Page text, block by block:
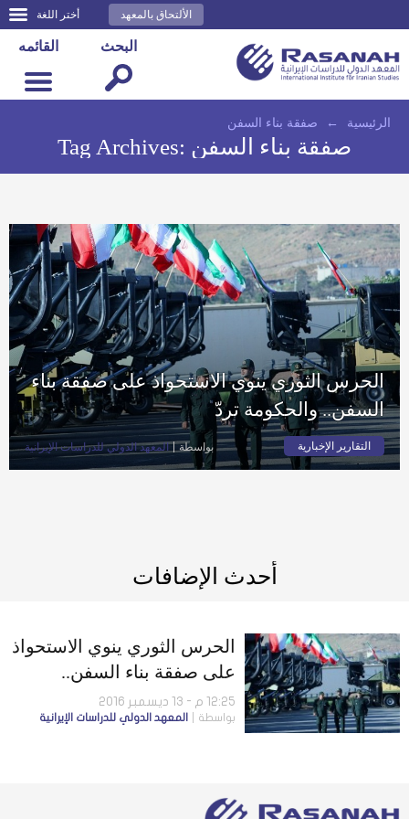
أختر اللغة الألتحاق بالمعهد
القائمه البحث
الرئيسية ← صفقة بناء السفن
Tag Archives: صفقة بناء السفن
الحرس الثوري ينوي الاستحواذ على صفقة بناء
السفن.. والحكومة تردّ
التقارير الإخبارية بواسطة المعهد الدولي للدراسات الإيرانية
أحدث الإضافات
الحرس الثوري ينوي الاستحواذ
على صفقة بناء السفن..
والحكومة تردّ
12:25 م - 13 ديسمبر 2016
بواسطة المعهد الدولي للدراسات الإيرانية